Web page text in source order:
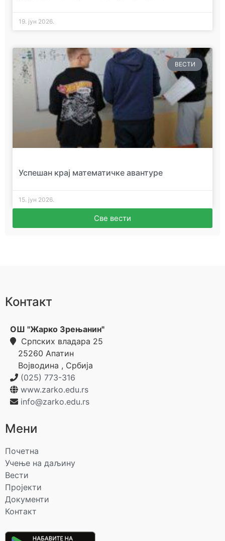
19. јун 2026.
ВЕСТИ
Успешан крај математичке авантуре
15. јун 2026.
Све вести
Контакт
ОШ "Жарко Зрењанин"
Српских владара 25
25260 Апатин
Војводина , Србија
(025) 773-316
www.zarko.edu.rs
info@zarko.edu.rs
Мени
Почетна
Учење на даљину
Вести
Пројекти
Документи
Контакт